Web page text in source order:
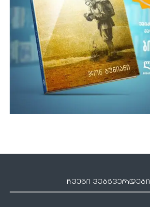
ჩვენი ვებგვერდები